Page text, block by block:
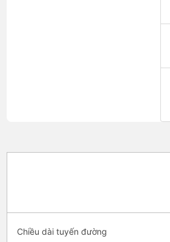
Chiều dài tuyến đường